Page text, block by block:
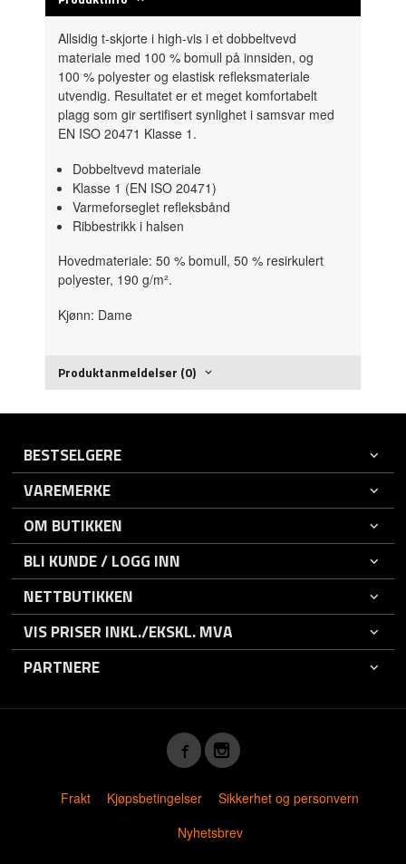
Allsidig t-skjorte i high-vis i et dobbeltvevd
materiale med 100 % bomull på innsiden, og
100 % polyester og elastisk refleksmateriale
utvendig. Resultatet er et meget komfortabelt
plagg som gir sertifisert synlighet i samsvar med
EN ISO 20471 Klasse 1.
Dobbeltvevd materiale
Klasse 1 (EN ISO 20471)
Varmeforseglet refleksbånd
Ribbestrikk i halsen
Hovedmateriale: 50 % bomull, 50 % resirkulert
polyester, 190 g/m².
Kjønn: Dame
Produktanmeldelser (0)
BESTSELGERE
VAREMERKE
OM BUTIKKEN
BLI KUNDE / LOGG INN
NETTBUTIKKEN
VIS PRISER INKL./EKSKL. MVA
PARTNERE
Frakt Kjøpsbetingelser
Sikkerhet og personvern
Nyhetsbrev